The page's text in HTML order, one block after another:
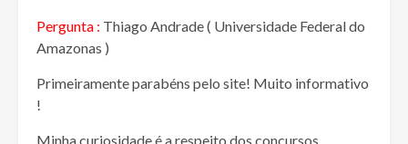
Pergunta : Thiago Andrade ( Universidade Federal do
Amazonas )
Primeiramente parabéns pelo site! Muito informativo
!
Minha curiosidade é a respeito dos concursos